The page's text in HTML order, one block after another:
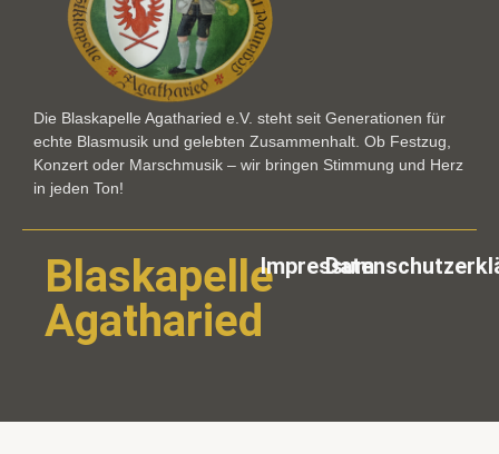
Die Blaskapelle Agatharied e.V. steht seit Generationen für
echte Blasmusik und gelebten Zusammenhalt. Ob Festzug,
Konzert oder Marschmusik – wir bringen Stimmung und Herz
in jeden Ton!
Blaskapelle
Agatharied
Impressum